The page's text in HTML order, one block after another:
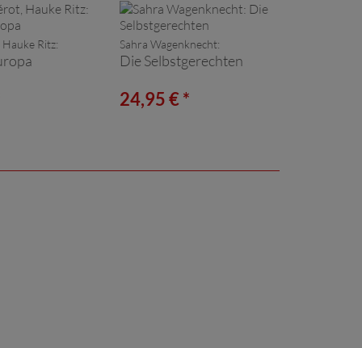
Ritz: Sahra Wagenknecht:
Die Selbstgerechten
24,95 € *